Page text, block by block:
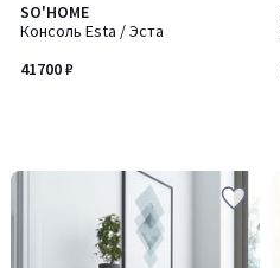
SO'HOME
Консоль Esta / Эста
41700 ₽